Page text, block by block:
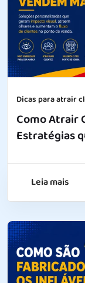
Dicas para atrair
Como Atrair
Estratégias
Leia mais